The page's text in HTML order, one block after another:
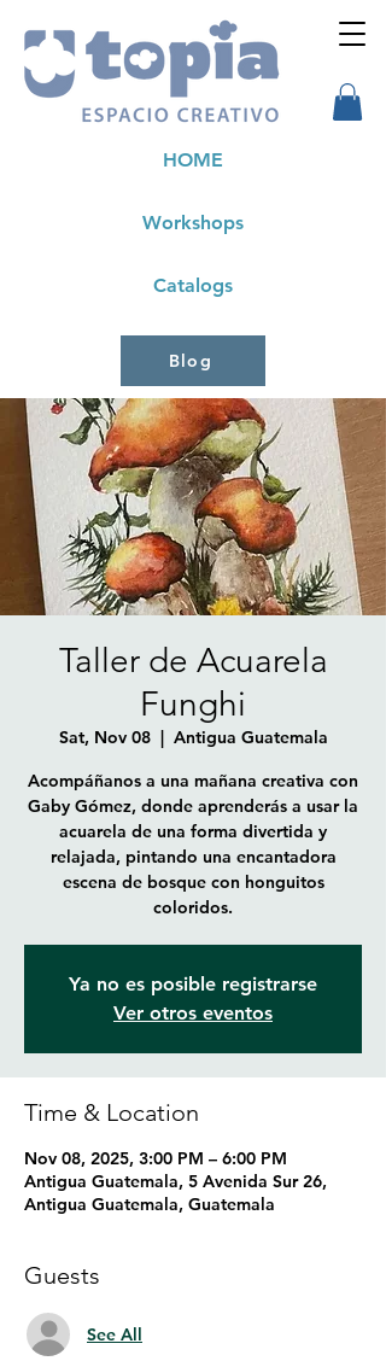
Workshops
HOME
Catalogs
Blog
Taller de Acuarela
Funghi
Sat, Nov 08
  |
Antigua Guatemala
Acompáñanos a una mañana creativa con
Gaby Gómez, donde aprenderás a usar la
acuarela de una forma divertida y
relajada, pintando una encantadora
escena de bosque con honguitos
coloridos.
Ya no es posible registrarse
Ver otros eventos
Time & Location
Nov 08, 2025, 3:00 PM – 6:00 PM
Antigua Guatemala, 5 Avenida Sur 26,
Antigua Guatemala, Guatemala
Guests
See All